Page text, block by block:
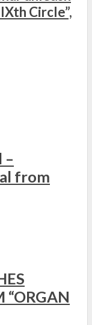
Circle”,
–
from
“ORGAN